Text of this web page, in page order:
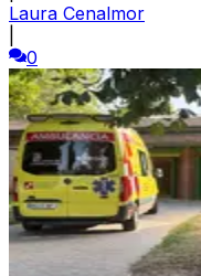
Laura Cenalmor
0